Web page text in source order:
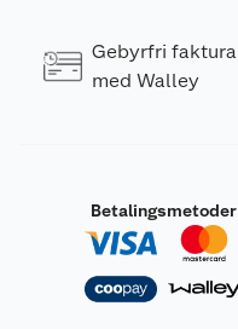
Gebyrfri faktura
med Walley
Betalingsmetoder